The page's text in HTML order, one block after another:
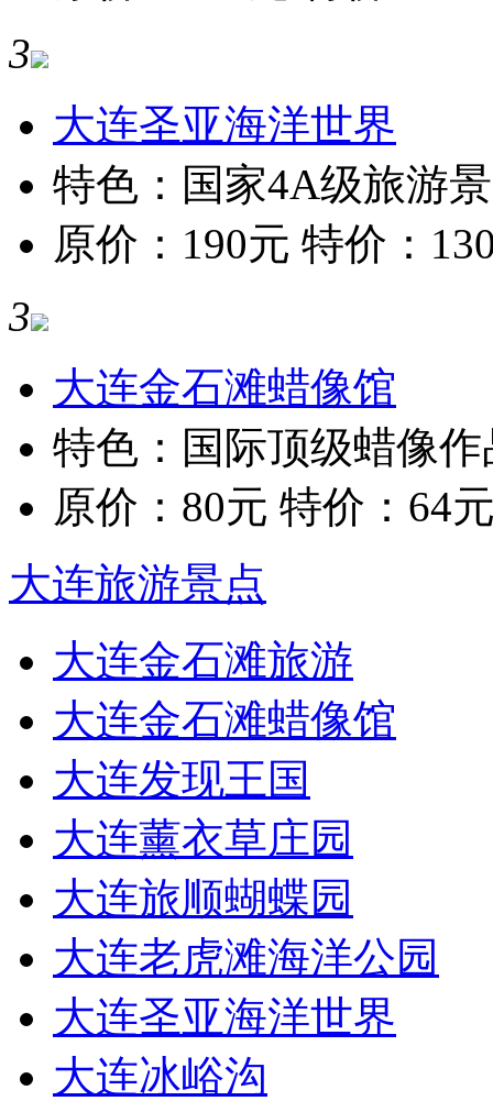
3
大连圣亚海洋世界
特色：国家4A级旅游
原价：190元 特价：
3
大连金石滩蜡像馆
特色：国际顶级蜡像
原价：80元 特价：64
大连旅游景点
大连金石滩旅游
大连金石滩蜡像馆
大连发现王国
大连薰衣草庄园
大连旅顺蝴蝶园
大连老虎滩海洋公园
大连圣亚海洋世界
大连冰峪沟